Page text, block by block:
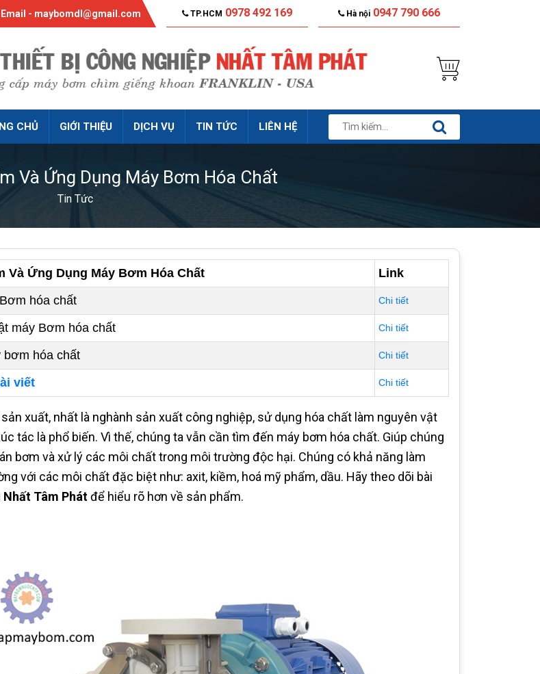
Email - maybomdl@gmail.com TP.HCM 0978 492 169 Hà nội 0947 790 666
CHỦ GIỚI THIỆU DỊCH VỤ TIN TỨC LIÊN HỆ
Và Ứng Dụng Máy Bơm Hóa Chất
Tin Tức
Và Ứng Dụng Máy Bơm Hóa Chất
Link
hóa chất
Chi tiết
máy Bơm hóa chất Chi tiết
bơm hóa chất Chi tiết
viết Chi tiết
xuất, nhất là nghành sản xuất công nghiệp, sử dụng hóa chất làm nguyên vật
tác là phổ biến. Vì thế, chúng ta vẫn cần tìm đến máy bơm hóa chất. Giúp chúng
bơm và xử lý các môi chất trong môi trường độc hại. Chúng có khả năng làm
với các môi chất đặc biệt như: axit, kiềm, hoá mỹ phẩm, dầu. Hãy theo dõi bài
Nhất Tâm Phátđể hiểu rõ hơn về sản phẩm.